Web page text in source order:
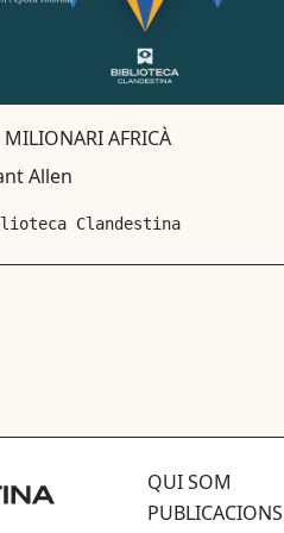
AFRICÀ
Allen
Clandestina
QUI SOM
PUBLICACIONS